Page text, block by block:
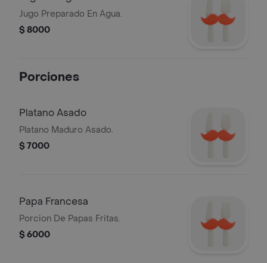
Jugo Preparado En Agua.
$ 8000
Porciones
Platano Asado
Platano Maduro Asado.
$ 7000
Papa Francesa
Porcion De Papas Fritas.
$ 6000